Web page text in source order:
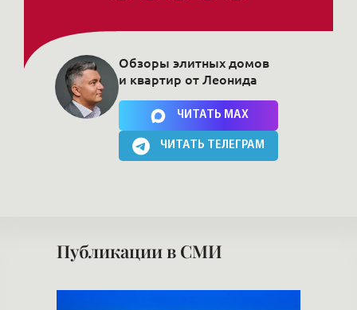
Нажимая на кнопку, Вы соглашаетесь c политикой сайта
Обзоры элитных домов
и квартир от Леонида
ЧИТАТЬ MAX
ЧИТАТЬ ТЕЛЕГРАМ
Публикации в СМИ